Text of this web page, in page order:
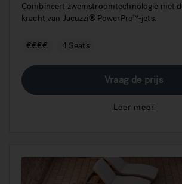
Combineert zwemstroomtechnologie met
kracht van Jacuzzi® PowerPro™-jets.
€€€€ 4 Seats
Vraag de prijs
Leer meer